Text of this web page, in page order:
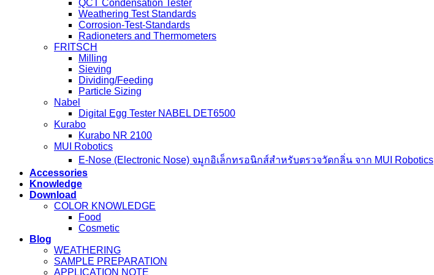
QCT Condensation Tester
Weathering Test Standards
Corrosion-Test-Standards
Radioneters and Thermometers
FRITSCH
Milling
Sieving
Dividing/Feeding
Particle Sizing
Nabel
Digital Egg Tester NABEL DET6500
Kurabo
Kurabo NR 2100
MUI Robotics
E‑Nose (Electronic Nose) จมูกอิเล็กทรอนิกส์สำหรับตรวจวัดกลิ่น จาก MUI Robotics
Accessories
Knowledge
Download
COLOR KNOWLEDGE
Food
Cosmetic
Blog
WEATHERING
SAMPLE PREPARATION
APPLICATION NOTE